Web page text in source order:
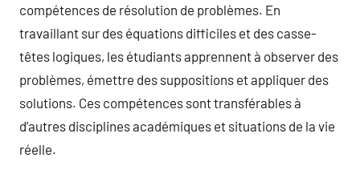
compétences de résolution de problèmes. En
travaillant sur des équations difficiles et des casse-
têtes logiques, les étudiants apprennent à observer des
problèmes, émettre des suppositions et appliquer des
solutions. Ces compétences sont transférables à
d’autres disciplines académiques et situations de la vie
réelle.